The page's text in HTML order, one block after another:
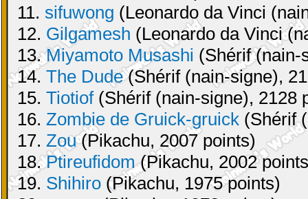
11. sifuwong (Leonardo da Vinci
12. Gilgamesh (Leonardo da Vinci
13.Miyamoto Musashi (Shérif (nain-
14. The Dude(Shérif (nain-signe),
15. Tiotiof(Shérif (nain-signe), 2128
16. Zombie de Gruick-gruick (Shérif
17. Zou(Pikachu, 2007 points)
18.Ptireufidom(Pikachu, 2002
19. Shihiro (Pikachu, 1975 points)